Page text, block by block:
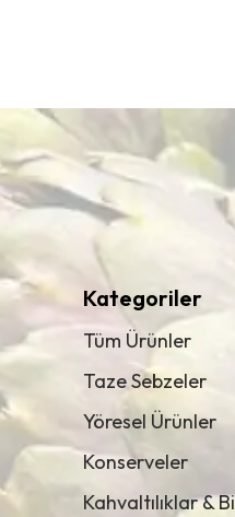
Kategoriler
Tüm Ürünler
Taze Sebzeler
Yöresel Ürünler
Konserveler
Kahvaltılıklar &